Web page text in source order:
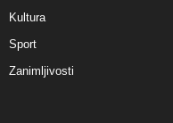
Kultura
Sport
Zanimljivosti